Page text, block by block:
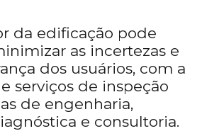
da edificação pode
as incertezas e
dos usuários, com a
serviços de inspeção
de engenharia,
e consultoria.